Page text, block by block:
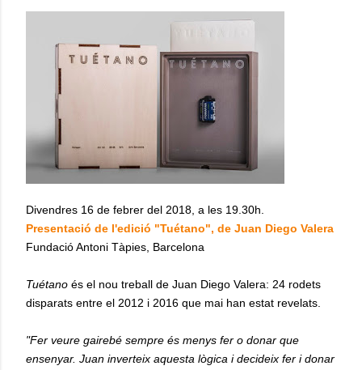
Divendres 16 de febrer del 2018, a les 19.30h.
Presentació de l'edició "Tuétano", de Juan Diego Valera
Fundació Antoni Tàpies, Barcelona
Tuétano és el nou treball de Juan Diego Valera: 24 rodets
disparats entre el 2012 i 2016 que mai han estat revelats.
"Fer veure gairebé sempre és menys fer o donar que
ensenyar. Juan inverteix aquesta lògica i decideix fer i donar